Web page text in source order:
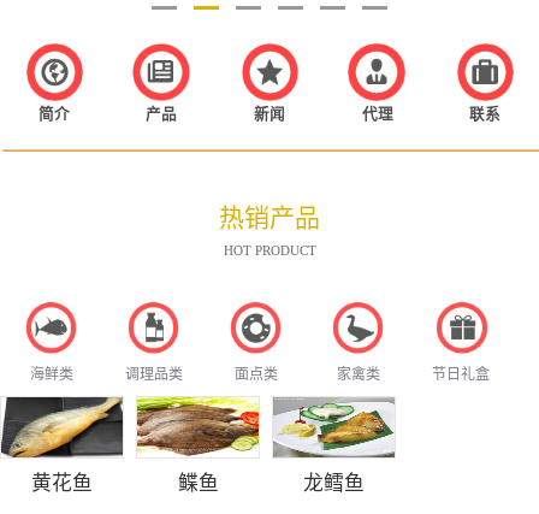
简介 产品 新闻 代理 联系
热销产品
HOT PRODUCT
海鲜类 调理品类 面点类 家禽类 节日礼盒
黄花鱼 鲽鱼 龙鳕鱼